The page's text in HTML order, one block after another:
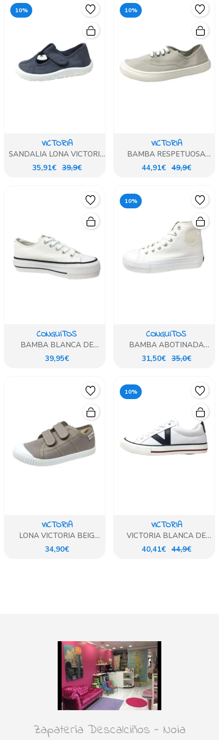
10%
VICTORIA
SANDALIA LONA VICTORIA
CORTE PEPITO AZUL
35,91€ 39,9€
10%
VICTORIA
BAMBA RESPETUOSA
LONA BEIG
44,91€ 49,9€
CONGUITOS
BAMBA BLANCA DE
PLATAFORMA
39,95€
10%
CONGUITOS
BAMBA ABOTINADA
BLANCO DE PLATAFORMA
31,50€ 35,0€
VICTORIA
LONA VICTORIA BEIG
VELCRO
34,90€
10%
VICTORIA
VICTORIA BLANCA DE
CORDON
40,41€ 44,9€
Zapatería Descalciños - Noia